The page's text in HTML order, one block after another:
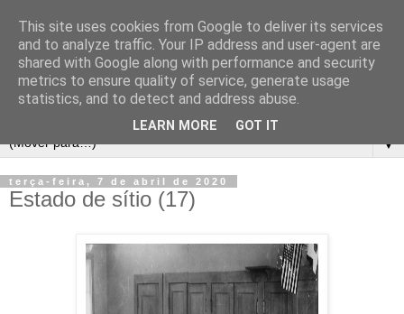
▼
terça-feira, 7 de abril de 2020
Estado de sítio (17)
This site uses cookies from Google to deliver its services
and to analyze traffic. Your IP address and user-agent are
shared with Google along with performance and security
metrics to ensure quality of service, generate usage
statistics, and to detect and address abuse.
LEARN MORE GOT IT